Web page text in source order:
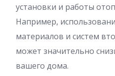
установки и работы
Например,
материалов и систем
может значительно
вашего дома.